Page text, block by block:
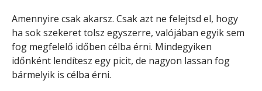
Amennyire csak akarsz. Csak azt ne felejtsd el, hogy
ha sok szekeret tolsz egyszerre, valójában egyik sem
fog megfelelő időben célba érni. Mindegyiken
időnként lendítesz egy picit, de nagyon lassan fog
bármelyik is célba érni.